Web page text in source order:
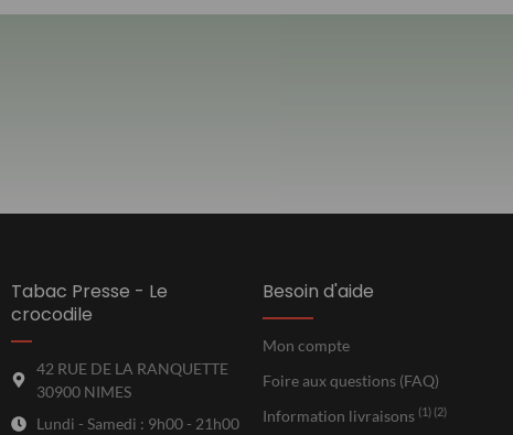
Tabac Presse - Le
crocodile
42 RUE DE LA RANQUETTE
30900 NIMES
Lundi - Samedi : 9h00 - 21h00
Besoin d'aide
Mon compte
Foire aux questions (FAQ)
Information livraisons (1) (2)